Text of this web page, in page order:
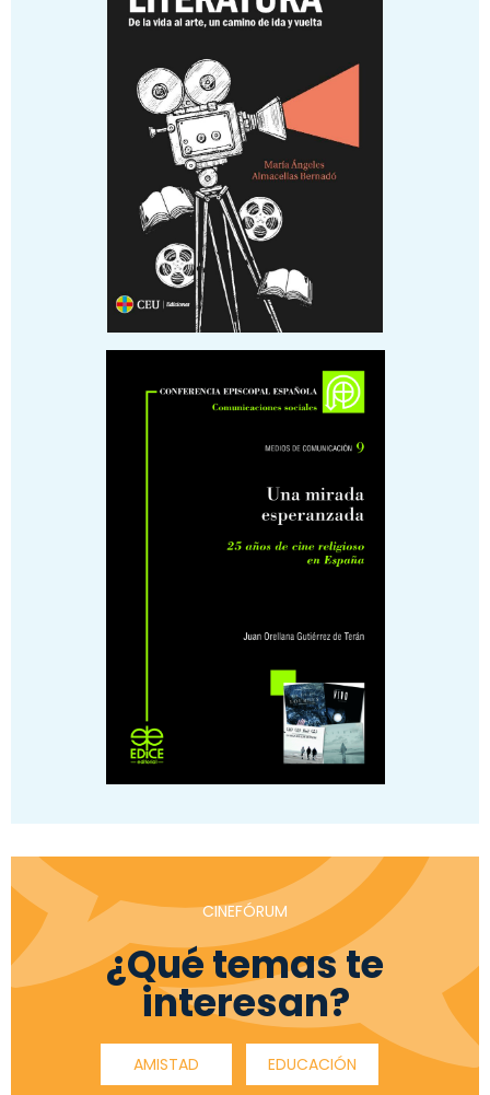
CINEFÓRUM
¿Qué temas te
interesan?
AMISTAD EDUCACIÓN